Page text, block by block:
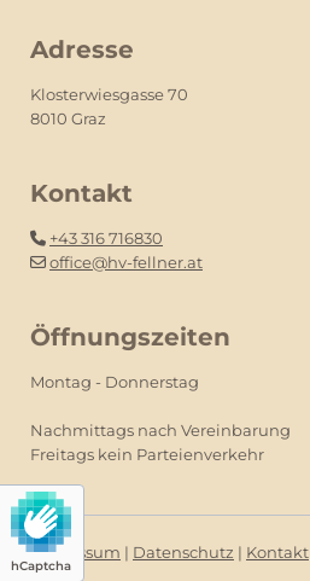
hCaptcha
Adresse
Klosterwiesgasse 70
8010 Graz
Kontakt
 +43 316 716830
 office@hv-fellner.at
Öffnungszeiten
Montag - Donnerstag
Nachmittags nach Vereinbarung
Freitags kein Parteienverkehr
Impressum | Datenschutz | Kontakt